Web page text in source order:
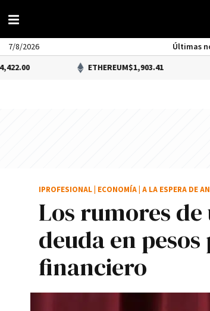
7/8/2026 Últimas
ETHEREUM$1,903.41
Los rumores
deuda en
financiero
IPROFESIONAL ECONOMÍA A LA ESPERA DE